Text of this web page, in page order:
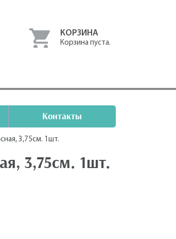
КОРЗИНА
Корзина пуста.
Контакты
3,75см. 1шт.
3,75см. 1шт.